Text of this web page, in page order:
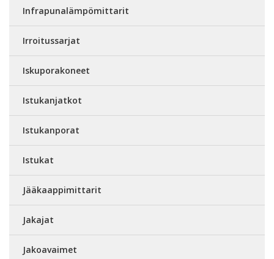
Infrapunalämpömittarit
Irroitussarjat
Iskuporakoneet
Istukanjatkot
Istukanporat
Istukat
Jääkaappimittarit
Jakajat
Jakoavaimet